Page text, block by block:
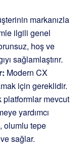
markanızla
ilgili genel
hoş ve
sağlamlaştırır.
Modern CX
için gereklidir.
mevcut
yardımcı
olumlu tepe
sağlar.